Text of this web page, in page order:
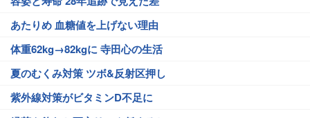
あたりめ 血糖値を上げない理由
体重62kg→82kgに 寺田心の生活
夏のむくみ対策 ツボ&反射区押し
紫外線対策がビタミンD不足に